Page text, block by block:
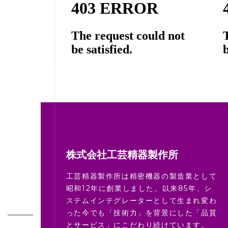
株式会社工芸精器製作所
工芸精器製作所は精密機器の製造業として
昭和12年に創業しました。以来85年、シ
ステムインテグレーターとして生まれ変わ
った今でも「技術力」を背景にした「品質
とサービス」にこだわり続けています。